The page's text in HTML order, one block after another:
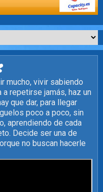
mucho, vivir sabiendo
repetirse jamás, haz un
que dar, para llegar
poco a poco, sin
aprendiendo de cada
Decide ser una de
no buscan hacerle